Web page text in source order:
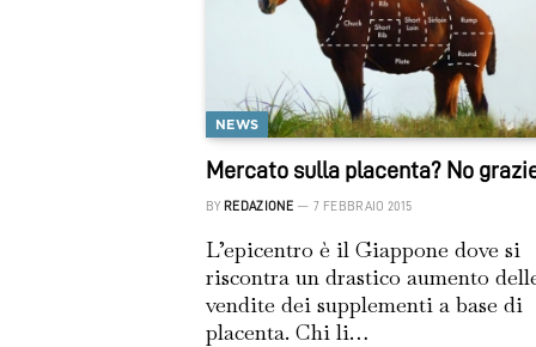
NEWS
Mercato sulla placenta? No
BY REDAZIONE 7 FEBBRAIO 2015
L’epicentro è il Giappone dove si
riscontra un drastico aumento
vendite dei supplementi a base di
placenta. Chi li…